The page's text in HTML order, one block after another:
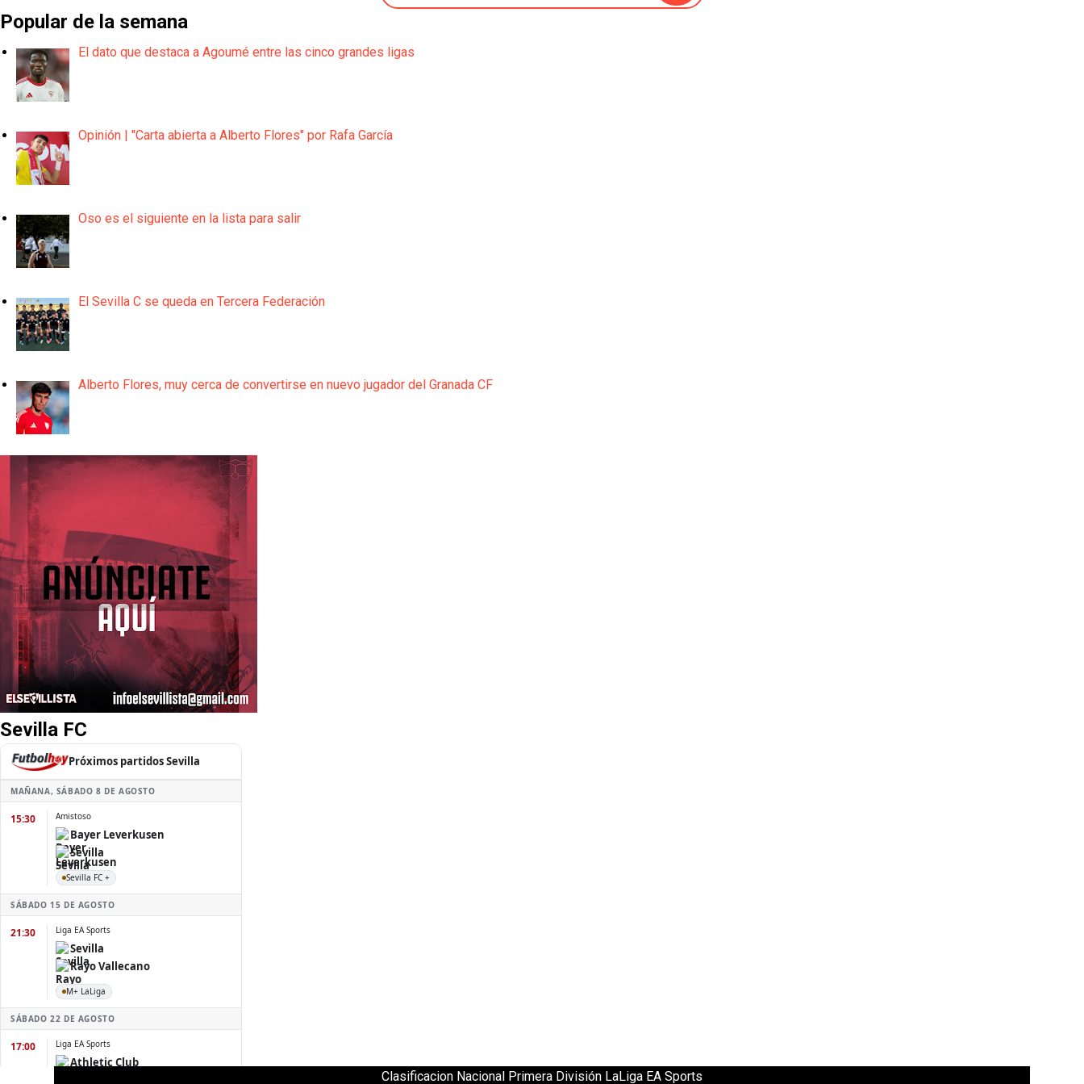
Popular de la semana
El dato que destaca a Agoumé entre las cinco grandes ligas
Opinión | "Carta abierta a Alberto Flores" por Rafa García
Oso es el siguiente en la lista para salir
El Sevilla C se queda en Tercera Federación
Alberto Flores, muy cerca de convertirse en nuevo jugador del Granada CF
Sevilla FC
Clasificacion Nacional Primera División LaLiga EA Sports